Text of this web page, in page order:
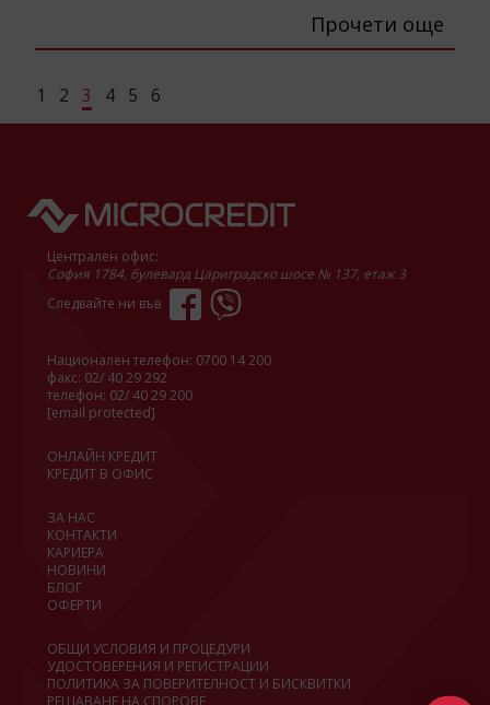
Прочети още
1 2 3 4 5 6
Централен офис:
София 1784, булевард Цариградско шосе № 137, етаж 3
Следвайте ни във
Национален телефон: 0700 14 200
факс: 02/ 40 29 292
телефон: 02/ 40 29 200
[email protected]
ОНЛАЙН КРЕДИТ
КРЕДИТ В ОФИС
ЗА НАС
КОНТАКТИ
КАРИЕРА
НОВИНИ
БЛОГ
ОФЕРТИ
ОБЩИ УСЛОВИЯ И ПРОЦЕДУРИ
УДОСТОВЕРЕНИЯ И РЕГИСТРАЦИИ
ПОЛИТИКА ЗА ПОВЕРИТЕЛНОСТ И БИСКВИТКИ
РЕШАВАНЕ НА СПОРОВЕ